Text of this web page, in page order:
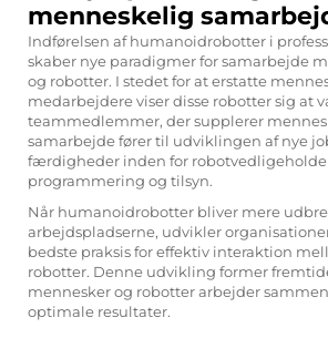
menneskelig
Indførelsen af humanoidrobotter i
skaber nye paradigmer for samarbejde
og robotter. I stedet for at erstatte
medarbejdere viser disse robotter sig at
teammedlemmer, der supplerer
samarbejde fører til udviklingen af nye
færdigheder inden for
programmering og tilsyn.
Når humanoidrobotter bliver mere
arbejdspladserne, udvikler
bedste praksis for effektiv interaktion
robotter. Denne udvikling former
mennesker og robotter arbejder
optimale resultater.